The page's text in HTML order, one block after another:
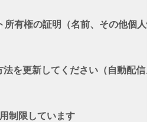
所有権の証明（名前、その他個人
法を更新してください（自動配信
制限しています